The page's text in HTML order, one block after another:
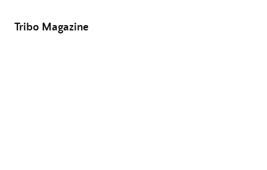
Tribo Magazine